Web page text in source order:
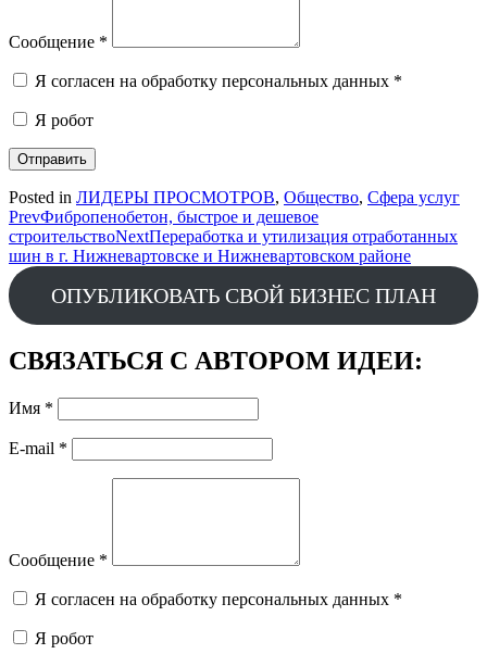
Сообщение *
Я согласен на обработку персональных данных *
Я робот
Отправить
Posted in ЛИДЕРЫ ПРОСМОТРОВ, Общество, Сфера услуг
Post
navigation
PrevФибропенобетон, быстрое и дешевое
строительствоNextПереработка и утилизация отработанных
шин в г. Нижневартовске и Нижневартовском районе
ОПУБЛИКОВАТЬ СВОЙ БИЗНЕС ПЛАН
СВЯЗАТЬСЯ С АВТОРОМ ИДЕИ:
Имя *
E-mail *
Сообщение *
Я согласен на обработку персональных данных *
Я робот